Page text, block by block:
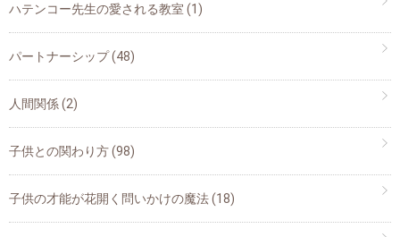
ハテンコー先生の愛される教室 (1)
パートナーシップ(48)
人間関係(2)
子供との関わり方(98)
子供の才能が花開く問いかけの魔法(18)